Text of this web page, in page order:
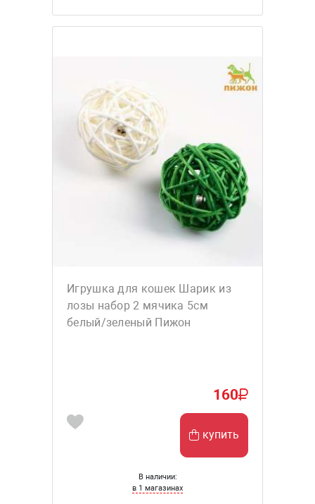
Игрушка для кошек Шарик из
лозы набор 2 мячика 5см
белый/зеленый Пижон
160
купить
В наличии:
в 1 магазинах